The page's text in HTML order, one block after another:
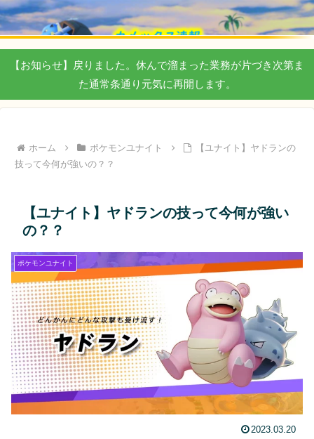
【お知らせ】戻りました。休んで溜まった業務が片づき次第ま
た通常条通り元気に再開します。
ホーム ポケモンユナイト
【ユナイト】ヤドランの
技って今何が強いの？？
【ユナイト】ヤドランの技って今何が強い
の？？
ポケモンユナイト
2023.03.20